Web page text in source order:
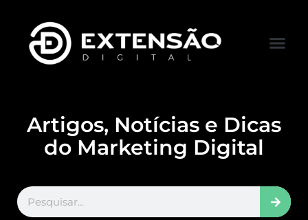
Artigos, Notícias e Dicas
do Marketing Digital